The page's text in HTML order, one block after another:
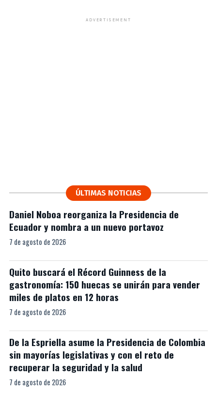
ADVERTISEMENT
ÚLTIMAS NOTICIAS
Daniel Noboa reorganiza la Presidencia de
Ecuador y nombra a un nuevo portavoz
7 de agosto de 2026
Quito buscará el Récord Guinness de la
gastronomía: 150 huecas se unirán para vender
miles de platos en 12 horas
7 de agosto de 2026
De la Espriella asume la Presidencia de Colombia
sin mayorías legislativas y con el reto de
recuperar la seguridad y la salud
7 de agosto de 2026